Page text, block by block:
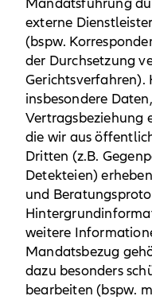
Mandatsführung
externe
(bspw.
der Durchsetzung
Gerichtsverfahren).
insbesondere
Vertragsbeziehung
die wir aus
Dritten (z.B.
Detekteien)
und
weitere
Mandatsbezug
dazu besonders
bearbeiten (bspw.